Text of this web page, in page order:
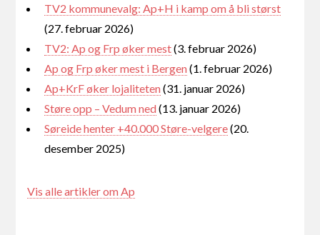
TV2 kommunevalg: Ap+H i kamp om å bli størst
(27. februar 2026)
TV2: Ap og Frp øker mest(3. februar 2026)
Ap og Frp øker mest i Bergen(1. februar 2026)
Ap+KrF øker lojaliteten(31. januar 2026)
Støre opp – Vedum ned(13. januar 2026)
Søreide henter +40.000 Støre-velgere(20.
desember 2025)
Vis alle artikler om Ap